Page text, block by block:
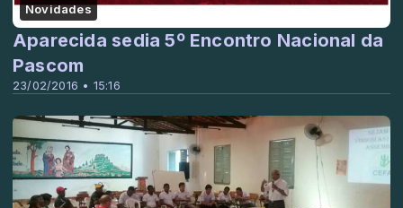
Novidades
23/02/2016 • 15:16
Aparecida sedia 5º Encontro Nacional da
Pascom